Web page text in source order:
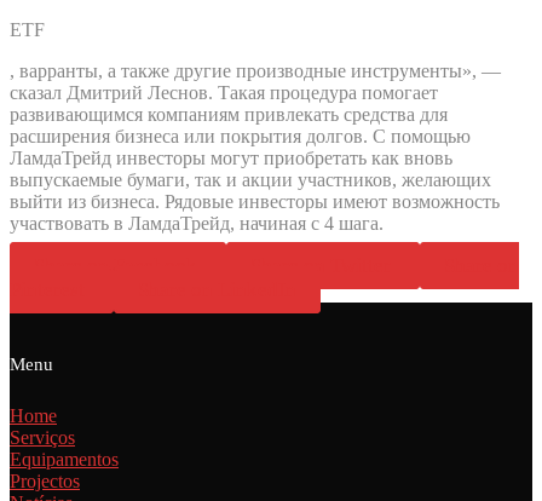
ETF
, варранты, а также другие производные инструменты», —
сказал Дмитрий Леснов. Такая процедура помогает
развивающимся компаниям привлекать средства для
расширения бизнеса или покрытия долгов. С помощью
ЛамдаТрейд инвесторы могут приобретать как вновь
выпускаемые бумаги, так и акции участников, желающих
выйти из бизнеса. Рядовые инвесторы имеют возможность
участвовать в ЛамдаТрейд, начиная с 4 шага.
Menu
Home
Serviços
Equipamentos
Projectos